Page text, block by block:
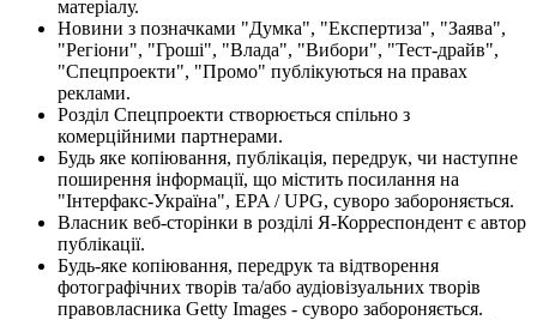
матеріалу.
Новини з позначками "Думка", "Експертиза", "Заява",
"Регіони", "Гроші", "Влада", "Вибори", "Тест-драйв",
"Спецпроекти", "Промо" публікуються на правах
реклами.
Розділ Спецпроекти створюється спільно з
комерційними партнерами.
Будь яке копіювання, публікація, передрук, чи наступне
поширення інформації, що містить посилання на
"Інтерфакс-Україна", EPA / UPG, суворо забороняється.
Власник веб-сторінки в розділі Я-Корреспондент є автор
публікації.
Будь-яке копіювання, передрук та відтворення
фотографічних творів та/або аудіовізуальних творів
правовласника Getty Images - суворо забороняється.